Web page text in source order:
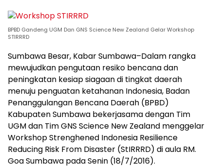
BPBD Gandeng UGM Dan GNS Science New Zealand Gelar Workshop
STIRRRD
Sumbawa Besar, Kabar Sumbawa–Dalam rangka
mewujudkan pengutaan resiko bencana dan
peningkatan kesiap siagaan di tingkat daerah
menuju penguatan ketahanan Indonesia, Badan
Penanggulangan Bencana Daerah (BPBD)
Kabupaten Sumbawa bekerjasama dengan Tim
UGM dan Tim GNS Science New Zealand menggelar
Workshop Strenghened Indonesia Resilience
Reducing Risk From Disaster (StIRRRD) di aula RM.
Goa Sumbawa pada Senin (18/7/2016).